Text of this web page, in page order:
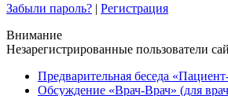
Забыли пароль? | Регистрация
Внимание
Незарегистрированные пользователи
Предварительная беседа
Обсуждение «Врач-Врач» (для